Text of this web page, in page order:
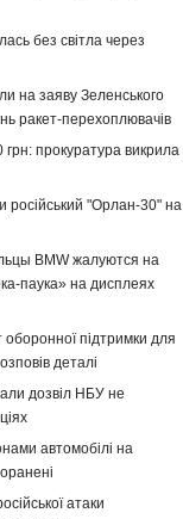
без світла через
на заяву Зеленського
ракет-перехоплювачів
прокуратура викрила
російський "Орлан-30" на
BMW жалуются на
паука» на дисплеях
підтримки для
деталі
дозвіл НБУ не
автомобілі на
атаки